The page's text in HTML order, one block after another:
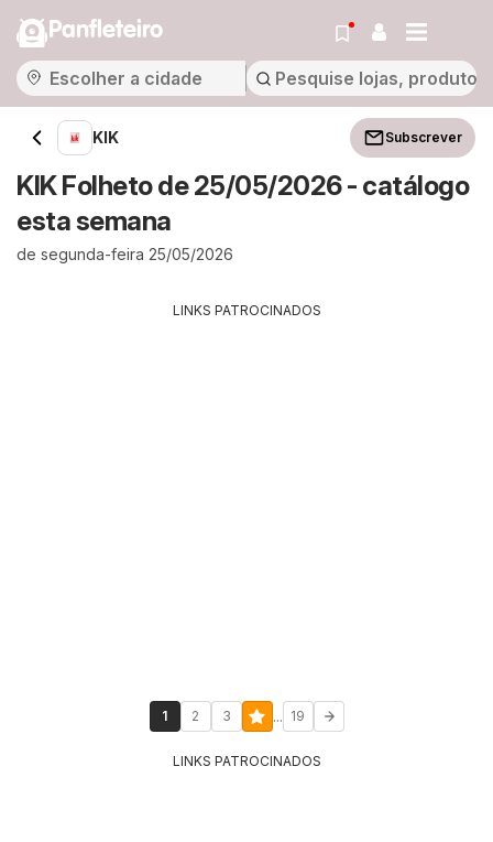
Panfleteiro
KIK Subscrever
KIK Folheto de 25/05/2026 - catálogo
esta semana
de segunda-feira 25/05/2026
LINKS PATROCINADOS
1 2 3 ... 19
LINKS PATROCINADOS